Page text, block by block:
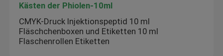
Kästen der Phiolen-10ml
CMYK-Druck Injektionspeptid 10 ml
Fläschchenboxen und Etiketten 10 ml
Flaschenrollen Etiketten